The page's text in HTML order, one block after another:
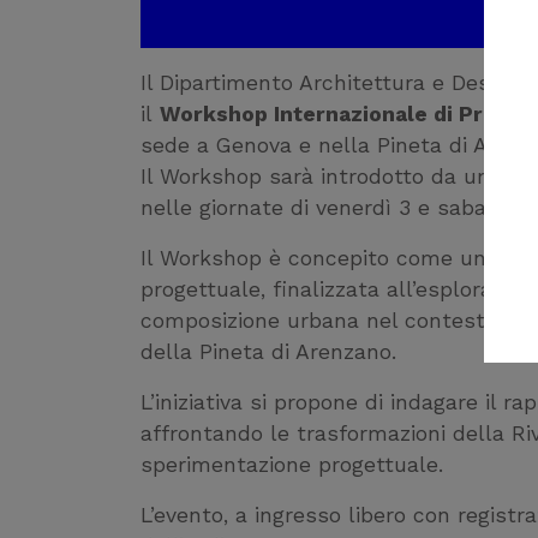
Il Dipartimento Architettura e Design
il Workshop Internazionale di
sede a Genova e nella Pineta di
Il Workshop sarà introdotto da un
nelle giornate di venerdì 3 e sabato 4
Il Workshop è concepito come
progettuale, finalizzata
composizione urbana nel contesto
della Pineta di Arenzano.
L’iniziativa si propone di indagare il
affrontando le trasformazioni della
sperimentazione progettuale.
L’evento, a ingresso libero con